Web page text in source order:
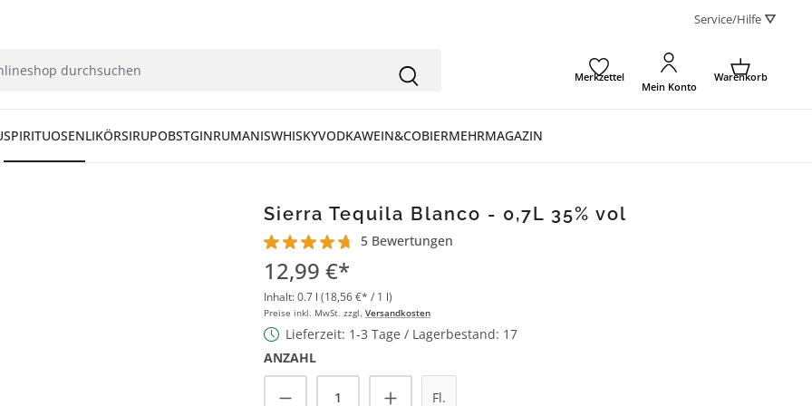
Service/Hilfe ⛛
Merkzettel
Mein Konto
Warenkorb
SPIRITUOSENLIKÖRSIRUPOBSTGINRUMANISWHISKYVODKAWEIN&COBIERMEHRMAGAZIN
Sierra Tequila Blanco - 0,7L 35% vol
Durchschnittliche Bewertung von 4.8 von 5 Sternen
5 Bewertungen
12,99 €*
Inhalt:0.7 l (18,56 €* / 1 l)
Preise inkl. MwSt. zzgl. Versandkosten
Lieferzeit: 1-3 Tage / Lagerbestand: 17
ANZAHL
Produkt Anzahl: Gib den gewünschten Wert ein
Fl.